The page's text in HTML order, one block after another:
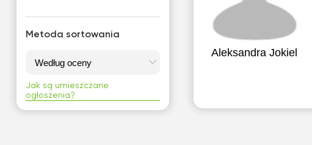
Aleksandra Jokiel
Metoda sortowania
Jak są umieszczane
ogłoszenia?